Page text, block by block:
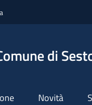
di
Novità